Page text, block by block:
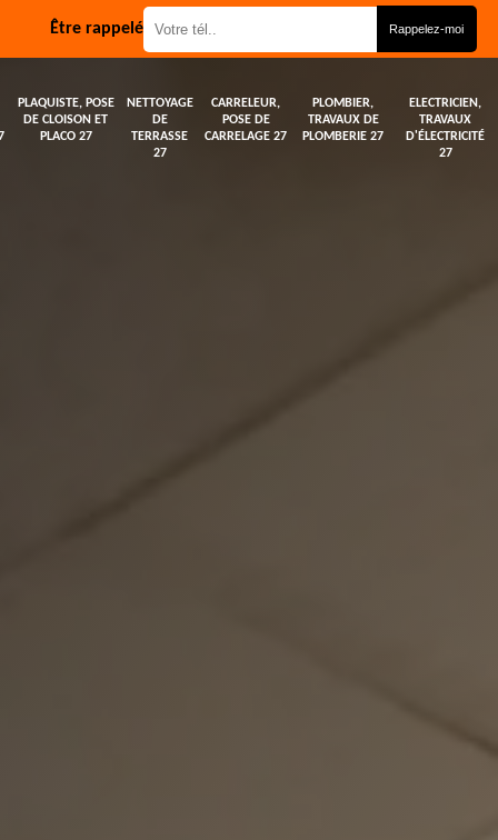
Être rappelé
PLAQUISTE, POSE
DE CLOISON ET
PLACO 27
NETTOYAGE
DE
TERRASSE
27
CARRELEUR,
POSE DE
CARRELAGE 27
PLOMBIER,
TRAVAUX DE
PLOMBERIE 27
ELECTRICIEN,
TRAVAUX
D'ÉLECTRICITÉ
27